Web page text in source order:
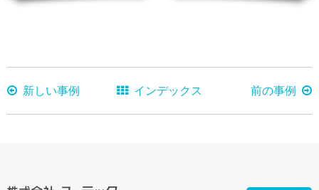
新しい事例 インデックス 前の事例